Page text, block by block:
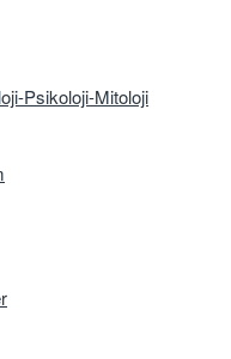
Psikoloji-Mitoloji